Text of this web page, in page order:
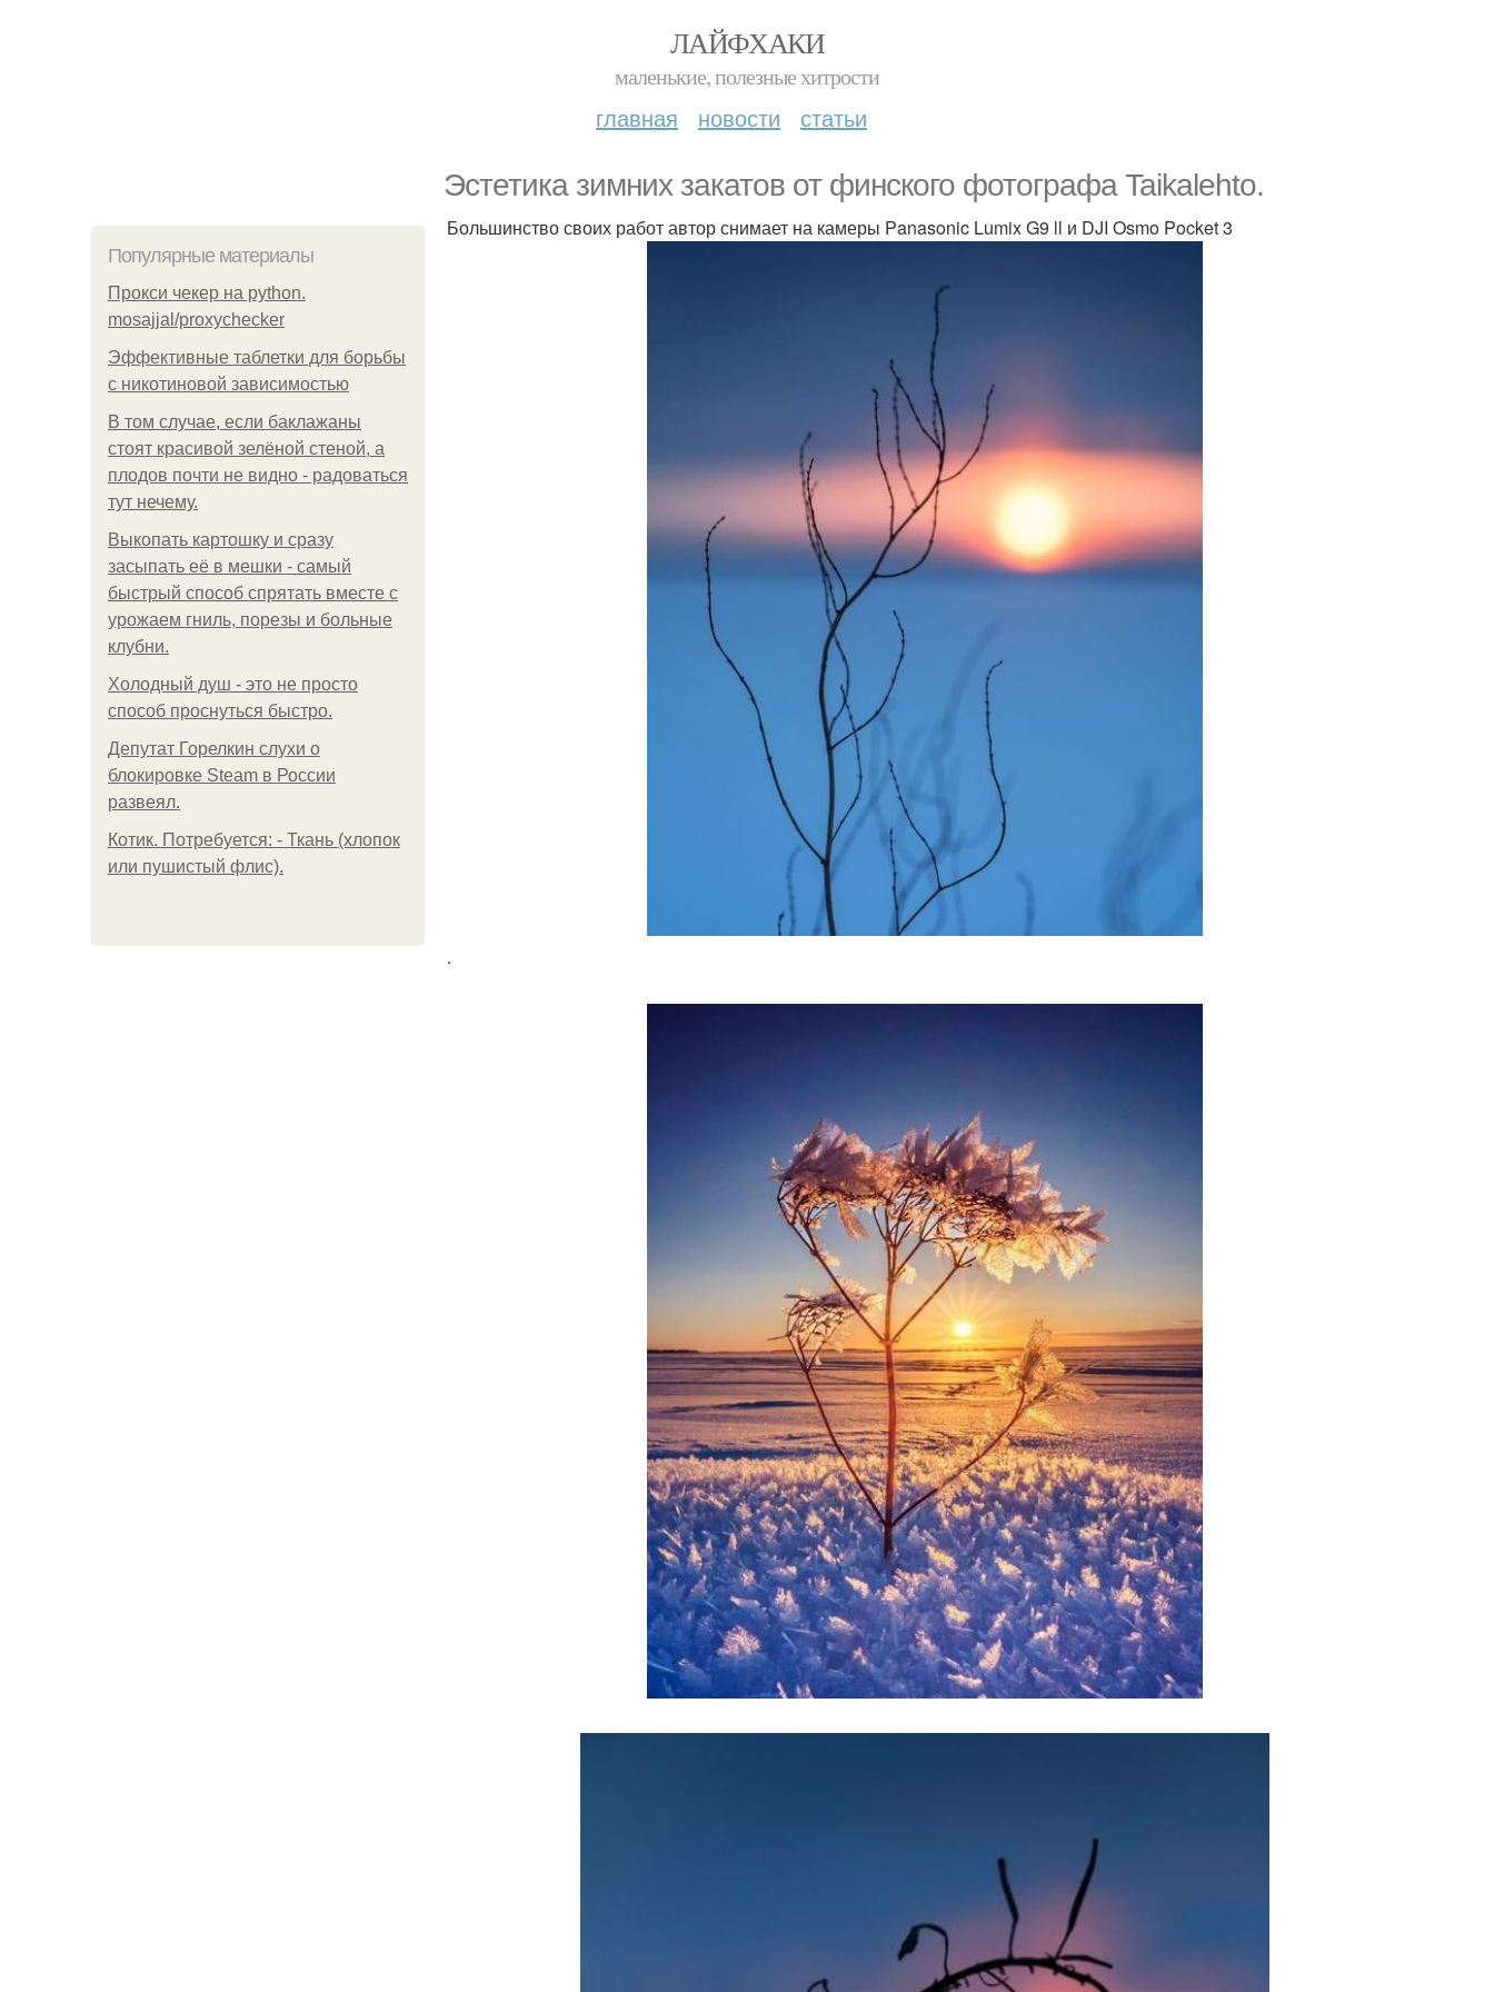
ЛАЙФХАКИ
маленькие, полезные хитрости
главная новости статьи
Эстетика зимних закатов от финского фотографа Taikalehto.
Популярные материалы
Прокси чекер на python.
mosajjal/proxychecker
Эффективные таблетки для борьбы
с никотиновой зависимостью
В том случае, если баклажаны
стоят красивой зелёной стеной, а
плодов почти не видно - радоваться
тут нечему.
Выкопать картошку и сразу
засыпать её в мешки - самый
быстрый способ спрятать вместе с
урожаем гниль, порезы и больные
клубни.
Холодный душ - это не просто
способ проснуться быстро.
Депутат Горелкин слухи о
блокировке Steam в России
развеял.
Котик. Потребуется: - Ткань (хлопок
или пушистый флис).
Большинство своих работ автор снимает на камеры Panasonic Lumix G9 ll и DJI Osmo Pocket 3
.